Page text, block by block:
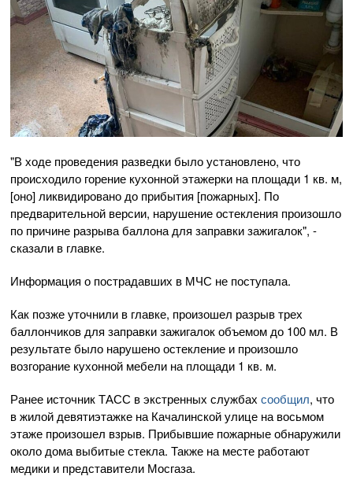
"В ходе проведения разведки было установлено, что
происходило горение кухонной этажерки на площади 1 кв. м,
[оно] ликвидировано до прибытия [пожарных]. По
предварительной версии, нарушение остекления произошло
по причине разрыва баллона для заправки зажигалок", -
сказали в главке.
Информация о пострадавших в МЧС не поступала.
Как позже уточнили в главке, произошел разрыв трех
баллончиков для заправки зажигалок объемом до 100 мл. В
результате было нарушено остекление и произошло
возгорание кухонной мебели на площади 1 кв. м.
Ранее источник ТАСС в экстренных службах сообщил, что
в жилой девятиэтажке на Качалинской улице на восьмом
этаже произошел взрыв. Прибывшие пожарные обнаружили
около дома выбитые стекла. Также на месте работают
медики и представители Мосгаза.